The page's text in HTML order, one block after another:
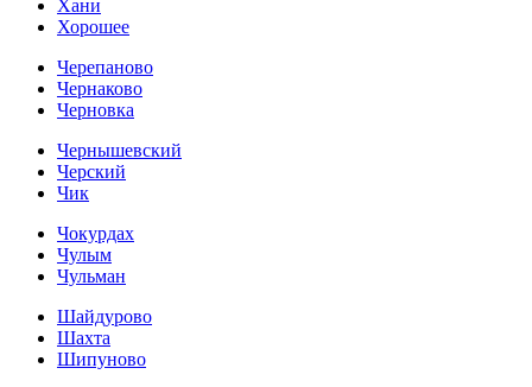
Хани
Хорошее
Черепаново
Чернаково
Черновка
Чернышевский
Черский
Чик
Чокурдах
Чулым
Чульман
Шайдурово
Шахта
Шипуново